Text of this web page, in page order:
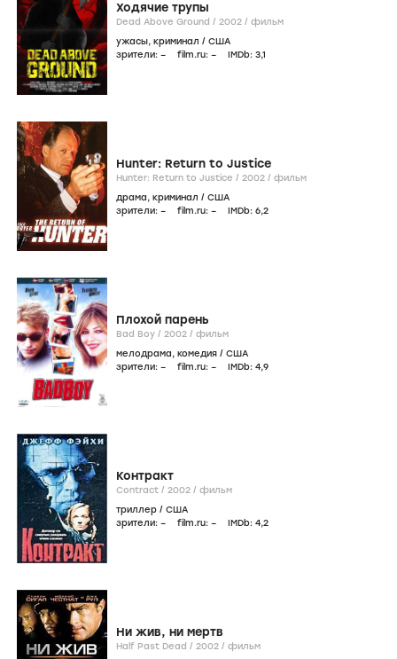
Ходячие трупы
Dead Above Ground / 2002 / фильм
ужасы, криминал / США
зрители: – film.ru: – IMDb: 3,1
Hunter: Return to Justice
Hunter: Return to Justice / 2002 / фильм
драма, криминал / США
зрители: – film.ru: – IMDb: 6,2
Плохой парень
Bad Boy / 2002 / фильм
мелодрама, комедия / США
зрители: – film.ru: – IMDb: 4,9
Контракт
Contract / 2002 / фильм
триллер / США
зрители: – film.ru: – IMDb: 4,2
Ни жив, ни мертв
Half Past Dead / 2002 / фильм